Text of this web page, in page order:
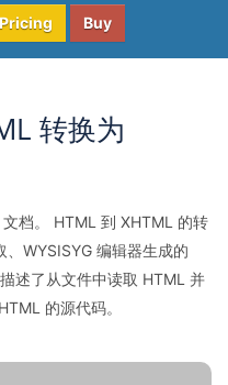
Pricing Buy
转换为
档。 HTML 到 XHTML 的转
WYSISYG 编辑器生成的
述了从文件中读取 HTML 并
的源代码。